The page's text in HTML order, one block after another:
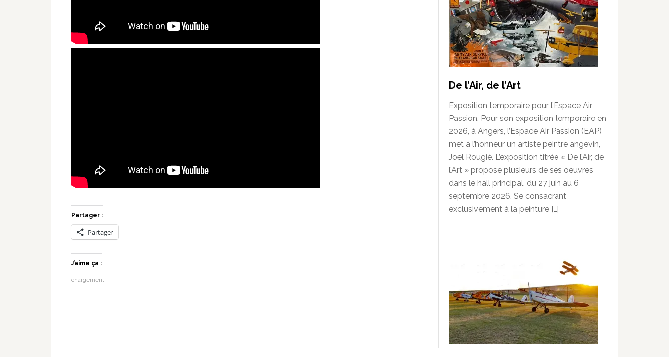
Partager :
Partager
J’aime ça :
chargement…
De l’Air, de l’Art
Exposition temporaire pour l’Espace Air
Passion. Pour son exposition temporaire en
2026, à Angers, l’Espace Air Passion (EAP)
met à l’honneur un artiste peintre angevin,
Joël Rougié. L’exposition titrée « De l’Air, de
l’Art » propose plusieurs de ses oeuvres
dans le hall principal, du 27 juin au 6
septembre 2026. Se consacrant
exclusivement à la peinture […]